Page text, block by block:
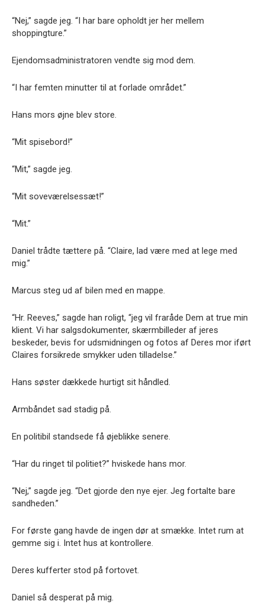
“Nej,” sagde jeg. “I har bare opholdt jer her mellem
shoppingture.”
Ejendomsadministratoren vendte sig mod dem.
“I har femten minutter til at forlade området.”
Hans mors øjne blev store.
“Mit spisebord!”
“Mit,” sagde jeg.
“Mit soveværelsessæt!”
“Mit.”
Daniel trådte tættere på. “Claire, lad være med at lege med
mig.”
Marcus steg ud af bilen med en mappe.
“Hr. Reeves,” sagde han roligt, “jeg vil fraråde Dem at true min
klient. Vi har salgsdokumenter, skærmbilleder af jeres
beskeder, bevis for udsmidningen og fotos af Deres mor iført
Claires forsikrede smykker uden tilladelse.”
Hans søster dækkede hurtigt sit håndled.
Armbåndet sad stadig på.
En politibil standsede få øjeblikke senere.
“Har du ringet til politiet?” hviskede hans mor.
“Nej,” sagde jeg. “Det gjorde den nye ejer. Jeg fortalte bare
sandheden.”
For første gang havde de ingen dør at smække. Intet rum at
gemme sig i. Intet hus at kontrollere.
Deres kufferter stod på fortovet.
Daniel så desperat på mig.